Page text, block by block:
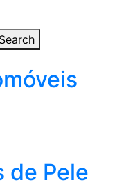
Search
de Pele